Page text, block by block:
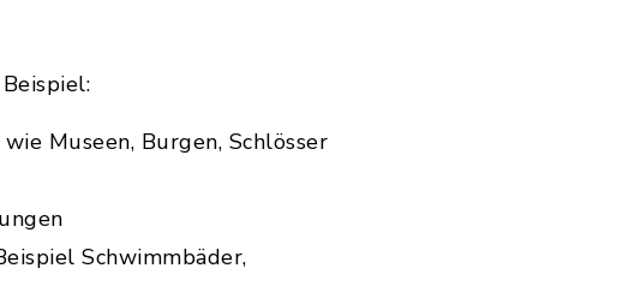
Museen, Burgen, Schlösser
Schwimmbäder,